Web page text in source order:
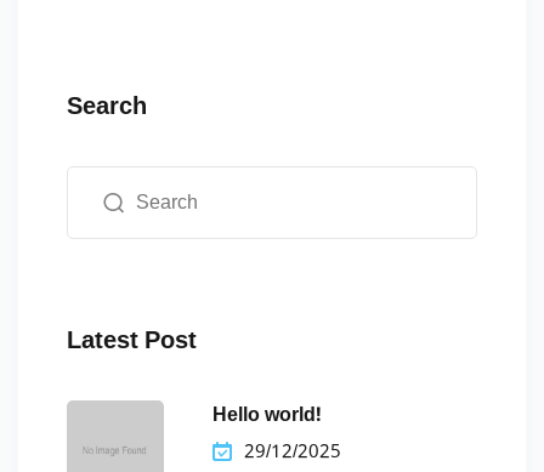
Search
Latest Post
Hello world!
29/12/2025